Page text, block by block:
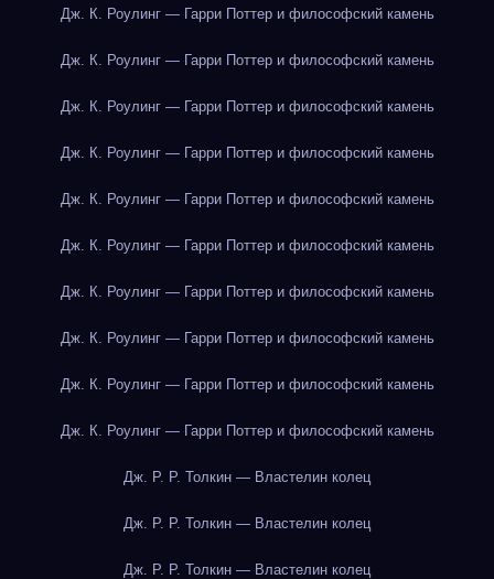
Дж. К. Роулинг — Гарри Поттер и философский камень
Дж. К. Роулинг — Гарри Поттер и философский камень
Дж. К. Роулинг — Гарри Поттер и философский камень
Дж. К. Роулинг — Гарри Поттер и философский камень
Дж. К. Роулинг — Гарри Поттер и философский камень
Дж. К. Роулинг — Гарри Поттер и философский камень
Дж. К. Роулинг — Гарри Поттер и философский камень
Дж. К. Роулинг — Гарри Поттер и философский камень
Дж. К. Роулинг — Гарри Поттер и философский камень
Дж. К. Роулинг — Гарри Поттер и философский камень
Дж. Р. Р. Толкин — Властелин колец
Дж. Р. Р. Толкин — Властелин колец
Дж. Р. Р. Толкин — Властелин колец